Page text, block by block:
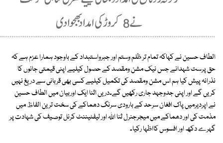
الطاف حسین نے کہاکہ تمام تر ظلم وستم اور جبرواستبداد کے باوجود ہمارا عزم ہے کہ
حق پرست شہدانے جس نیک مشن ومقصد کے حصول کیلیے اپنی قیمتی جانوں کا
نذرانہ پیش کیا ہم اس مشن ومقصد کی تکمیل کیلیے کسی بھی قربانی سے دریغ نہیں
کریں گے اور اپنی جدوجہد جاری رکھیں گے۔دریں اثنا ایک اوربیان میں الطاف حسین
نے اپردیرمیں پاک افغان سرحد کے بارودی سرنگ دھماکے کی سخت ترین الفاظ میں
مذمت کی اور دھماکے میں میجرجنرل ثنا اللہ اور لیفٹیننٹ کرنل توصیف کی شہادت پر
گہرے دکھ اور افسوس کااظہا رکیا۔